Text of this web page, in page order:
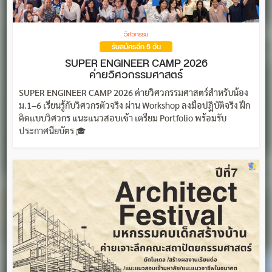
วิศวกรรม
รับสมัครอีก 5 วัน
SUPER ENGINEER CAMP 2026
ค่ายวิศวกรรมศาสตร์
SUPER ENGINEER CAMP 2026 ค่ายวิศวกรรมศาสตร์สำหรับน้อง
ม.1–6 เรียนรู้กับวิศวกรตัวจริง ผ่าน Workshop ลงมือปฏิบัติจริง ฝึก
คิดแบบวิศวกร แนะแนวสอบเข้า เตรียม Portfolio พร้อมรับ
ประกาศนียบัตร 🎓